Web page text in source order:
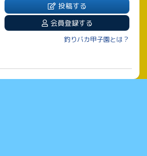
投稿する
会員登録する
釣りバカ甲子園とは？